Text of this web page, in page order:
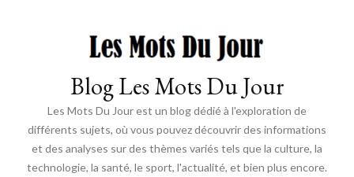
Blog Les Mots Du Jour
Les Mots Du Jour est un blog dédié à l'exploration de
différents sujets, où vous pouvez découvrir des informations
et des analyses sur des thèmes variés tels que la culture, la
technologie, la santé, le sport, l'actualité, et bien plus encore.